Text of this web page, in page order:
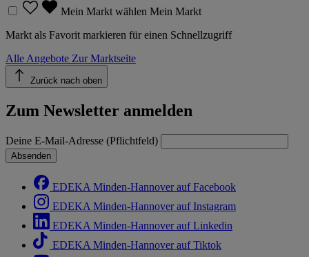
Mein Markt wählen Mein Markt
Markt als Favorit markieren für einen Schnellzugriff
Alle Angebote Zur Marktseite
Zurück nach oben
Zum Newsletter anmelden
Deine E-Mail-Adresse (Pflichtfeld)
Absenden
EDEKA Minden-Hannover auf Facebook
EDEKA Minden-Hannover auf Instagram
EDEKA Minden-Hannover auf Linkedin
EDEKA Minden-Hannover auf Tiktok